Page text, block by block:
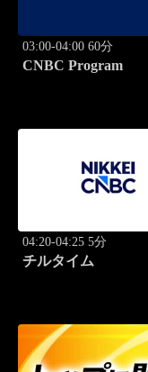
03:00-04:00 60分
CNBC Program
04:20-04:25 5分
チルタイム